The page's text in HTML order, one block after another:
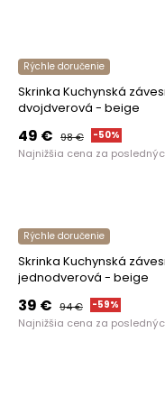
Rýchle doručenie
Skrinka Kuchynská
dvojdverová - beige
49 € 98€ -50%
Najnižšia cena za
Rýchle doručenie
Skrinka Kuchynská
jednodverová - beige
39 € 94€ -59%
Najnižšia cena za